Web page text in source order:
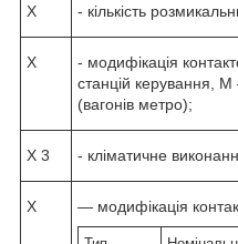
X - кількість
X
- модифікація
станцій керування,
(вагонів метро);
X 3 - кліматичне
X — модифікація